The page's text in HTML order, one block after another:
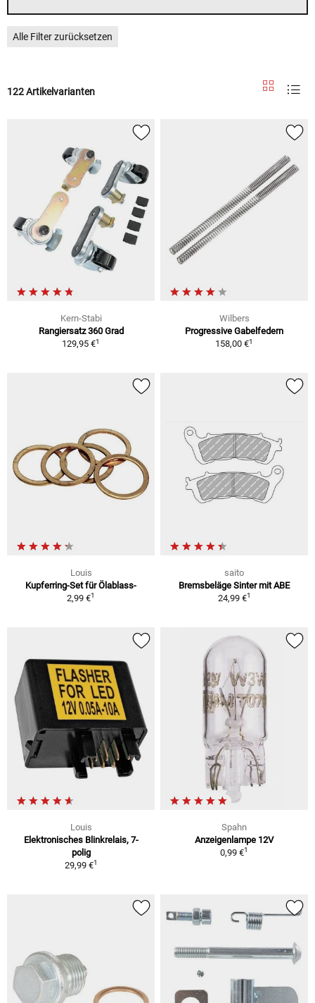
Alle Filter zurücksetzen
122 Artikelvarianten
Kern-Stabi
Rangiersatz 360 Grad
129,95 €1
Wilbers
Progressive Gabelfedern
158,00 €1
Louis
Kupferring-Set für Ölablass-
2,99 €1
saito
Bremsbeläge Sinter mit ABE
24,99 €1
Louis
Elektronisches Blinkrelais, 7-
polig
29,99 €1
Spahn
Anzeigenlampe 12V
0,99 €1